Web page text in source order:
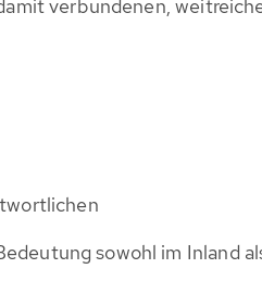
verbundenen,
sowohl im Inland